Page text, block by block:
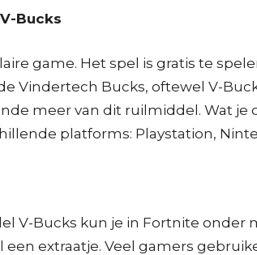
Bucks
game. Het spel is gratis te
Vindertech Bucks, oftewel V-
meer van dit ruilmiddel. Wat je
platforms: Playstation,
V-Bucks kun je in Fortnite onder
een extraatje. Veel gamers